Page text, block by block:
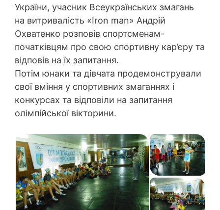
України, учасник Всеукраїнських змагань
на витривалість «Iron man» Андрій
Охватенко розповів спортсменам-
початківцям про свою спортивну кар’єру та
відповів на їх запитання.
Потім юнаки та дівчата продемонстрували
свої вміння у спортивних змаганнях і
конкурсах та відповіли на запитання
олімпійської вікторини.